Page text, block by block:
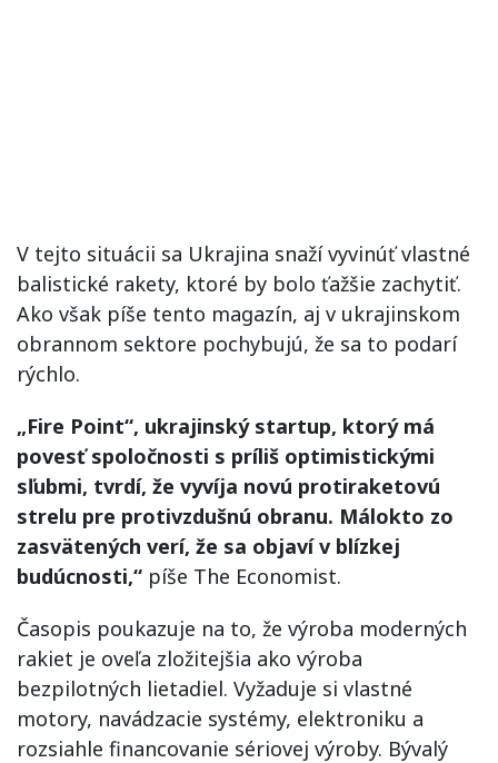
V tejto situácii sa Ukrajina snaží vyvinúť vlastné
balistické rakety, ktoré by bolo ťažšie zachytiť.
Ako však píše tento magazín, aj v ukrajinskom
obrannom sektore pochybujú, že sa to podarí
rýchlo.
„Fire Point“, ukrajinský startup, ktorý má
povesť spoločnosti s príliš optimistickými
sľubmi, tvrdí, že vyvíja novú protiraketovú
strelu pre protivzdušnú obranu. Málokto zo
zasvätených verí, že sa objaví v blízkej
budúcnosti,“ píše The Economist.
Časopis poukazuje na to, že výroba moderných
rakiet je oveľa zložitejšia ako výroba
bezpilotných lietadiel. Vyžaduje si vlastné
motory, navádzacie systémy, elektroniku a
rozsiahle financovanie sériovej výroby. Bývalý